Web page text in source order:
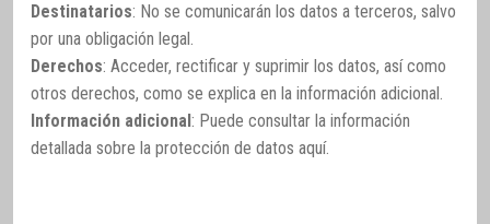
Destinatarios: No se comunicarán los datos a terceros, salvo
por una obligación legal.
Derechos: Acceder, rectificar y suprimir los datos, así como
otros derechos, como se explica en la información adicional.
Información adicional : Puede consultar la información
detallada sobre la protección de datos aquí.